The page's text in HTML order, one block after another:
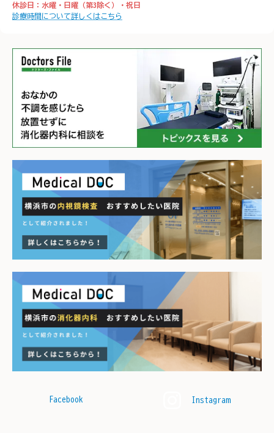
𐄁𐄙𐄁𐄙𐄁𐄙𐄁𐄙𐄁𐄙𐄁𐄙𐄁𐄙𐄁𐄙𐄁
𐄙𐄁𐄙𐄁𐄙𐄁𐄙𐄁
休診日：水曜・日曜（第3除く）・祝日
診療時間について詳しくはこちら
Facebook Instagram